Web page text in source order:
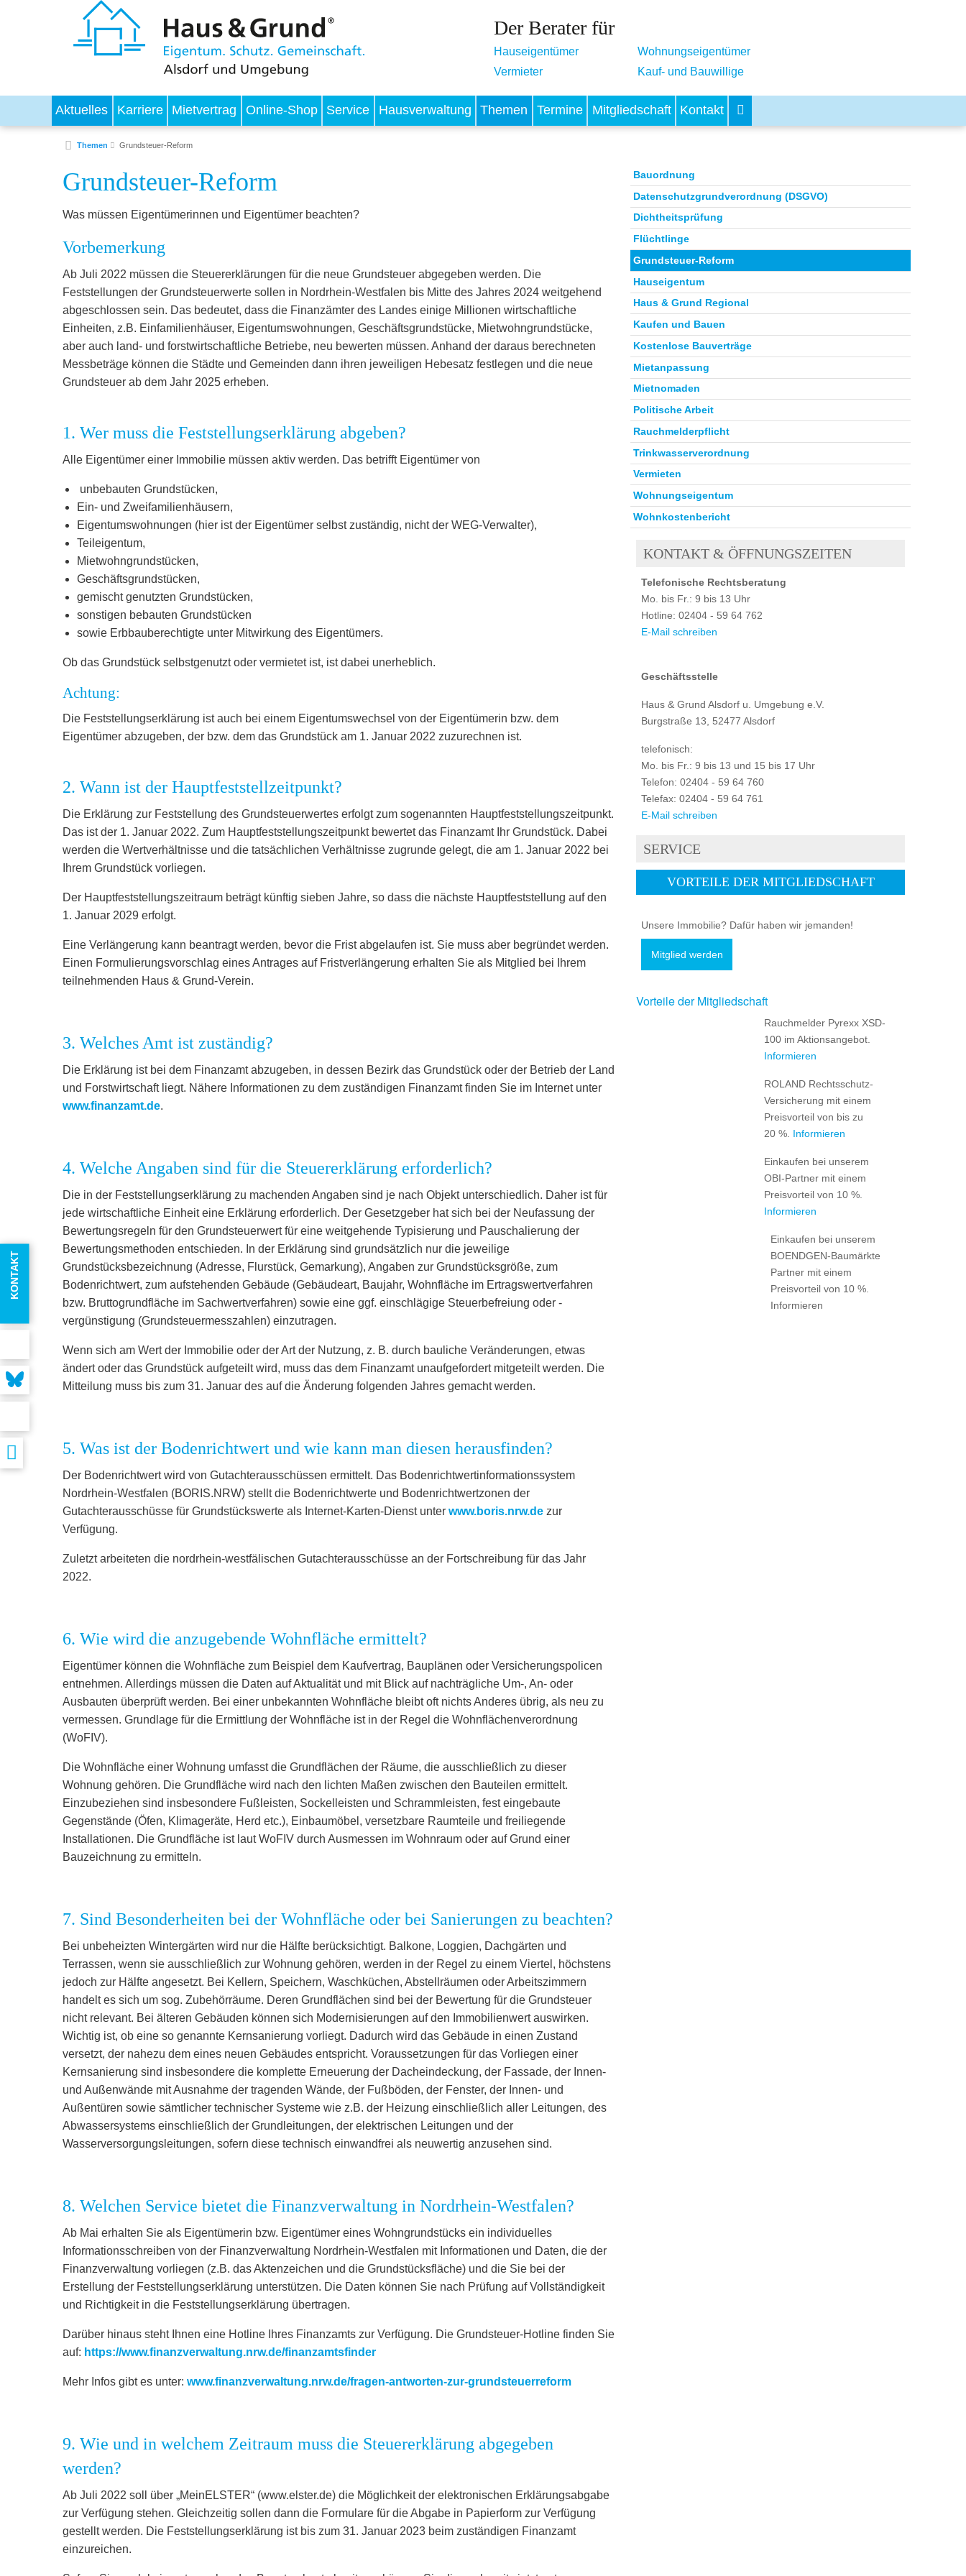
Der Berater für
Hauseigentümer
Wohnungseigentümer
Vermieter
Kauf- und Bauwillige
Aktuelles Karriere Mietvertrag Online-Shop Service Hausverwaltung Themen Termine Mitgliedschaft Kontakt
Themen Grundsteuer-Reform
Grundsteuer-Reform
Was müssen Eigentümerinnen und Eigentümer beachten?
Vorbemerkung
Ab Juli 2022 müssen die Steuererklärungen für die neue Grundsteuer abgegeben werden. Die
Feststellungen der Grundsteuerwerte sollen in Nordrhein-Westfalen bis Mitte des Jahres 2024 weitgehend
abgeschlossen sein. Das bedeutet, dass die Finanzämter des Landes einige Millionen wirtschaftliche
Einheiten, z.B. Einfamilienhäuser, Eigentumswohnungen, Geschäftsgrundstücke, Mietwohngrundstücke,
aber auch land- und forstwirtschaftliche Betriebe, neu bewerten müssen. Anhand der daraus berechneten
Messbeträge können die Städte und Gemeinden dann ihren jeweiligen Hebesatz festlegen und die neue
Grundsteuer ab dem Jahr 2025 erheben.
1. Wer muss die Feststellungserklärung abgeben?
Alle Eigentümer einer Immobilie müssen aktiv werden. Das betrifft Eigentümer von
unbebauten Grundstücken,
Ein- und Zweifamilienhäusern,
Eigentumswohnungen (hier ist der Eigentümer selbst zuständig, nicht der WEG-Verwalter),
Teileigentum,
Mietwohngrundstücken,
Geschäftsgrundstücken,
gemischt genutzten Grundstücken,
sonstigen bebauten Grundstücken
sowie Erbbauberechtigte unter Mitwirkung des Eigentümers.
Ob das Grundstück selbstgenutzt oder vermietet ist, ist dabei unerheblich.
Achtung:
Die Feststellungserklärung ist auch bei einem Eigentumswechsel von der Eigentümerin bzw. dem
Eigentümer abzugeben, der bzw. dem das Grundstück am 1. Januar 2022 zuzurechnen ist.
2. Wann ist der Hauptfeststellzeitpunkt?
Die Erklärung zur Feststellung des Grundsteuerwertes erfolgt zum sogenannten Hauptfeststellungszeitpunkt.
Das ist der 1. Januar 2022. Zum Hauptfeststellungszeitpunkt bewertet das Finanzamt Ihr Grundstück. Dabei
werden die Wertverhältnisse und die tatsächlichen Verhältnisse zugrunde gelegt, die am 1. Januar 2022 bei
Ihrem Grundstück vorliegen.
Der Hauptfeststellungszeitraum beträgt künftig sieben Jahre, so dass die nächste Hauptfeststellung auf den
1. Januar 2029 erfolgt.
Eine Verlängerung kann beantragt werden, bevor die Frist abgelaufen ist. Sie muss aber begründet werden.
Einen Formulierungsvorschlag eines Antrages auf Fristverlängerung erhalten Sie als Mitglied bei Ihrem
teilnehmenden Haus & Grund-Verein.
3. Welches Amt ist zuständig?
Die Erklärung ist bei dem Finanzamt abzugeben, in dessen Bezirk das Grundstück oder der Betrieb der Land
und Forstwirtschaft liegt. Nähere Informationen zu dem zuständigen Finanzamt finden Sie im Internet unter
www.finanzamt.de.
4. Welche Angaben sind für die Steuererklärung erforderlich?
Die in der Feststellungserklärung zu machenden Angaben sind je nach Objekt unterschiedlich. Daher ist für
jede wirtschaftliche Einheit eine Erklärung erforderlich. Der Gesetzgeber hat sich bei der Neufassung der
Bewertungsregeln für den Grundsteuerwert für eine weitgehende Typisierung und Pauschalierung der
Bewertungsmethoden entschieden. In der Erklärung sind grundsätzlich nur die jeweilige
Grundstücksbezeichnung (Adresse, Flurstück, Gemarkung), Angaben zur Grundstücksgröße, zum
Bodenrichtwert, zum aufstehenden Gebäude (Gebäudeart, Baujahr, Wohnfläche im Ertragswertverfahren
bzw. Bruttogrundfläche im Sachwertverfahren) sowie eine ggf. einschlägige Steuerbefreiung oder -
vergünstigung (Grundsteuermesszahlen) einzutragen.
Wenn sich am Wert der Immobilie oder der Art der Nutzung, z. B. durch bauliche Veränderungen, etwas
ändert oder das Grundstück aufgeteilt wird, muss das dem Finanzamt unaufgefordert mitgeteilt werden. Die
Mitteilung muss bis zum 31. Januar des auf die Änderung folgenden Jahres gemacht werden.
5. Was ist der Bodenrichtwert und wie kann man diesen herausfinden?
Der Bodenrichtwert wird von Gutachterausschüssen ermittelt. Das Bodenrichtwertinformationssystem
Nordrhein-Westfalen (BORIS.NRW) stellt die Bodenrichtwerte und Bodenrichtwertzonen der
Gutachterausschüsse für Grundstückswerte als Internet-Karten-Dienst unter www.boris.nrw.de zur
Verfügung.
Zuletzt arbeiteten die nordrhein-westfälischen Gutachterausschüsse an der Fortschreibung für das Jahr
2022.
6. Wie wird die anzugebende Wohnfläche ermittelt?
Eigentümer können die Wohnfläche zum Beispiel dem Kaufvertrag, Bauplänen oder Versicherungspolicen
entnehmen. Allerdings müssen die Daten auf Aktualität und mit Blick auf nachträgliche Um-, An- oder
Ausbauten überprüft werden. Bei einer unbekannten Wohnfläche bleibt oft nichts Anderes übrig, als neu zu
vermessen. Grundlage für die Ermittlung der Wohnfläche ist in der Regel die Wohnflächenverordnung
(WoFIV).
Die Wohnfläche einer Wohnung umfasst die Grundflächen der Räume, die ausschließlich zu dieser
Wohnung gehören. Die Grundfläche wird nach den lichten Maßen zwischen den Bauteilen ermittelt.
Einzubeziehen sind insbesondere Fußleisten, Sockelleisten und Schrammleisten, fest eingebaute
Gegenstände (Öfen, Klimageräte, Herd etc.), Einbaumöbel, versetzbare Raumteile und freiliegende
Installationen. Die Grundfläche ist laut WoFIV durch Ausmessen im Wohnraum oder auf Grund einer
Bauzeichnung zu ermitteln.
7. Sind Besonderheiten bei der Wohnfläche oder bei Sanierungen zu beachten?
Bei unbeheizten Wintergärten wird nur die Hälfte berücksichtigt. Balkone, Loggien, Dachgärten und
Terrassen, wenn sie ausschließlich zur Wohnung gehören, werden in der Regel zu einem Viertel, höchstens
jedoch zur Hälfte angesetzt. Bei Kellern, Speichern, Waschküchen, Abstellräumen oder Arbeitszimmern
handelt es sich um sog. Zubehörräume. Deren Grundflächen sind bei der Bewertung für die Grundsteuer
nicht relevant. Bei älteren Gebäuden können sich Modernisierungen auf den Immobilienwert auswirken.
Wichtig ist, ob eine so genannte Kernsanierung vorliegt. Dadurch wird das Gebäude in einen Zustand
versetzt, der nahezu dem eines neuen Gebäudes entspricht. Voraussetzungen für das Vorliegen einer
Kernsanierung sind insbesondere die komplette Erneuerung der Dacheindeckung, der Fassade, der Innen-
und Außenwände mit Ausnahme der tragenden Wände, der Fußböden, der Fenster, der Innen- und
Außentüren sowie sämtlicher technischer Systeme wie z.B. der Heizung einschließlich aller Leitungen, des
Abwassersystems einschließlich der Grundleitungen, der elektrischen Leitungen und der
Wasserversorgungsleitungen, sofern diese technisch einwandfrei als neuwertig anzusehen sind.
8. Welchen Service bietet die Finanzverwaltung in Nordrhein-Westfalen?
Ab Mai erhalten Sie als Eigentümerin bzw. Eigentümer eines Wohngrundstücks ein individuelles
Informationsschreiben von der Finanzverwaltung Nordrhein-Westfalen mit Informationen und Daten, die der
Finanzverwaltung vorliegen (z.B. das Aktenzeichen und die Grundstücksfläche) und die Sie bei der
Erstellung der Feststellungserklärung unterstützen. Die Daten können Sie nach Prüfung auf Vollständigkeit
und Richtigkeit in die Feststellungserklärung übertragen.
Darüber hinaus steht Ihnen eine Hotline Ihres Finanzamts zur Verfügung. Die Grundsteuer-Hotline finden Sie
auf: https://www.finanzverwaltung.nrw.de/finanzamtsfinder
Mehr Infos gibt es unter: www.finanzverwaltung.nrw.de/fragen-antworten-zur-grundsteuerreform
9. Wie und in welchem Zeitraum muss die Steuererklärung abgegeben
werden?
Ab Juli 2022 soll über „MeinELSTER“ (www.elster.de) die Möglichkeit der elektronischen Erklärungsabgabe
zur Verfügung stehen. Gleichzeitig sollen dann die Formulare für die Abgabe in Papierform zur Verfügung
gestellt werden. Die Feststellungserklärung ist bis zum 31. Januar 2023 beim zuständigen Finanzamt
einzureichen.
Bauordnung
Datenschutzgrundverordnung (DSGVO)
Dichtheitsprüfung
Flüchtlinge
Grundsteuer-Reform
Hauseigentum
Haus & Grund Regional
Kaufen und Bauen
Kostenlose Bauverträge
Mietanpassung
Mietnomaden
Politische Arbeit
Rauchmelderpflicht
Trinkwasserverordnung
Vermieten
Wohnungseigentum
Wohnkostenbericht
KONTAKT & ÖFFNUNGSZEITEN
Telefonische Rechtsberatung
Mo. bis Fr.: 9 bis 13 Uhr
Hotline: 02404 - 59 64 762
E-Mail schreiben
Geschäftsstelle
Haus & Grund Alsdorf u. Umgebung e.V.
Burgstraße 13, 52477 Alsdorf
telefonisch:
Mo. bis Fr.: 9 bis 13 und 15 bis 17 Uhr
Telefon: 02404 - 59 64 760
Telefax: 02404 - 59 64 761
E-Mail schreiben
SERVICE
VORTEILE DER MITGLIEDSCHAFT
Unsere Immobilie? Dafür haben wir jemanden!
Mitglied werden
Vorteile der Mitgliedschaft
Rauchmelder Pyrexx XSD-
100 im Aktionsangebot.
Informieren
ROLAND Rechtsschutz-
Versicherung mit einem
Preisvorteil von bis zu
20 %. Informieren
Einkaufen bei unserem
OBI-Partner mit einem
Preisvorteil von 10 %.
Informieren
Einkaufen bei unserem
BOENDGEN-Baumärkte
Partner mit einem
Preisvorteil von 10 %.
Informieren
KONTAKT